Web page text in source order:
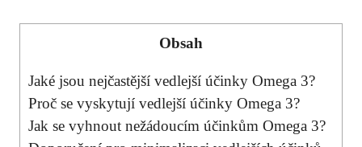
Obsah
Jaké jsou nejčastější vedlejší účinky Omega 3?
Proč se ⁢vyskytují vedlejší účinky ⁤Omega ⁣3?
Jak se ‌vyhnout nežádoucím⁣ účinkům Omega⁣ 3?